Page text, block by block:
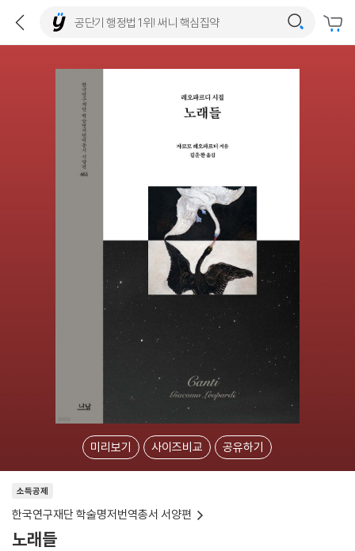
미리보기 사이즈비교 공유하기
소득공제
한국연구재단 학술명저번역총서 서양편
노래들